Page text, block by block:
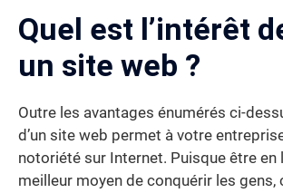
Quel est l’intérêt
un site web ?
Outre les avantages énumérés ci-
d’un site web permet à votre
notoriété sur Internet. Puisque être en
meilleur moyen de conquérir les gens,